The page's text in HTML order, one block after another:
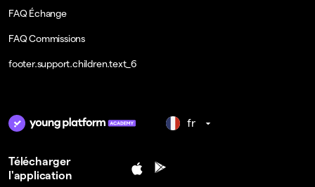
FAQ Échange
FAQ Commissions
footer.support.children.text_6
fr
Télécharger
l'application